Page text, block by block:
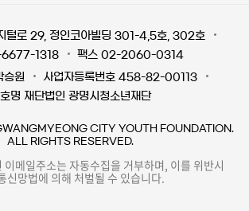
털로 29, 정인코아빌딩 301-4,5호, 302호
1318
팩스 02-2060-0314
승원
사업자등록번호 458-82-00113
명 재단법인 광명시청소년재단
CITY YOUTH FOUNDATION.
ALL RIGHTS RESERVED.
메일주소는 자동수집을 거부하며, 이를 위반시
신망법에 의해 처벌될 수 있습니다.